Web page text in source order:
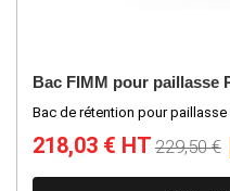
Bac FIMM pour paillasse
Bac de rétention pour paillasse
218,03 € HT 229,50 €